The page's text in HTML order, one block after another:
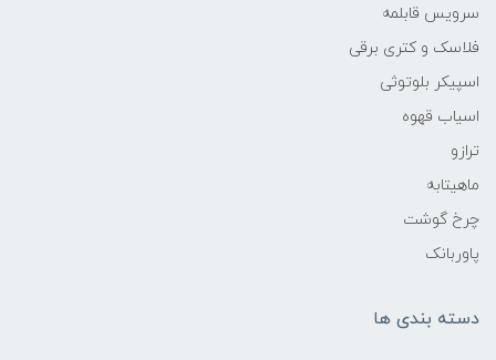
سرویس قابلمه
فلاسک و کتری برقی
اسپیکر بلوتوثی
اسیاب قهوه
ترازو
ماهیتابه
چرخ گوشت
پاوربانک
دسته بندی ها